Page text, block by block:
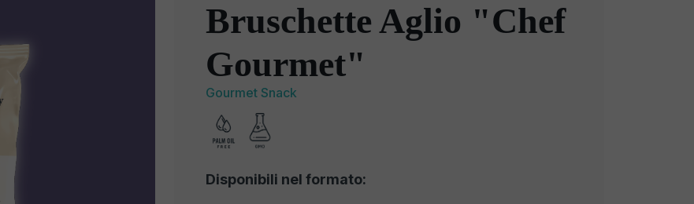
Bruschette Aglio "Chef
Gourmet"
Gourmet Snack
Disponibili nel formato: